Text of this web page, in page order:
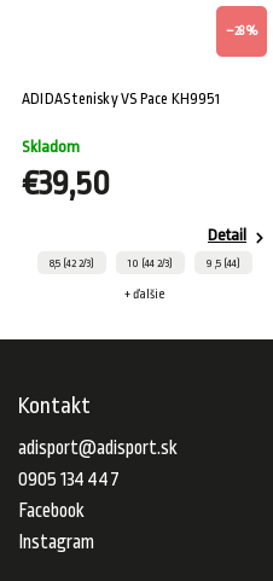
–28 %
ADIDAS tenisky VS Pace KH9951
Skladom
€39,50
Detail
8,5 (42 2/3) 10 (44 2/3) 9 ,5 (44)
+ ďalšie
Kontakt
adisport@adisport.sk
0905 134 447
Facebook
Instagram